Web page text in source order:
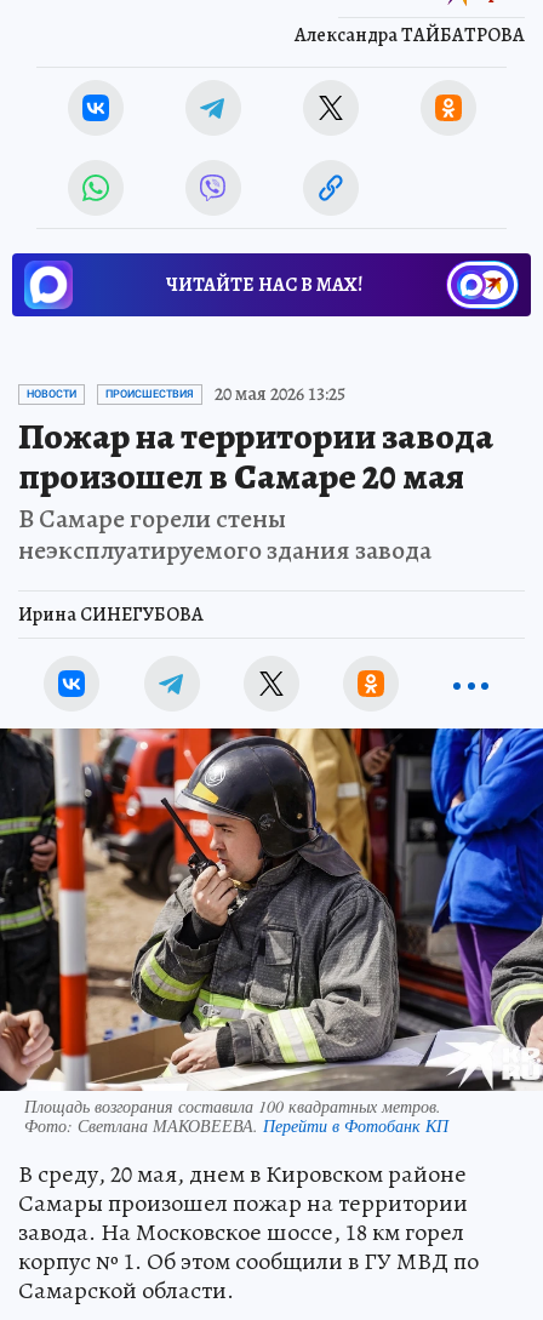
Александра ТАЙБАТРОВА
ЧИТАЙТЕ НАС В МАХ!
НОВОСТИ ПРОИСШЕСТВИЯ 20 мая 2026 13:25
Пожар на территории завода
произошел в Самаре 20 мая
В Самаре горели стены
неэксплуатируемого здания завода
Ирина СИНЕГУБОВА
Площадь возгорания составила 100 квадратных метров.
Фото: Светлана МАКОВЕЕВА. Перейти в Фотобанк КП
В среду, 20 мая, днем в Кировском районе
Самары произошел пожар на территории
завода. На Московское шоссе, 18 км горел
корпус № 1. Об этом сообщили в ГУ МВД по
Самарской области.